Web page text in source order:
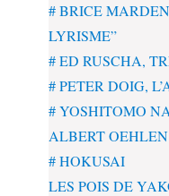
# BRICE
LYRISME”
# ED RUSCHA,
# PETER DOIG,
# YOSHITOMO
ALBERT OEHLEN
# HOKUSAI
LES POIS DE